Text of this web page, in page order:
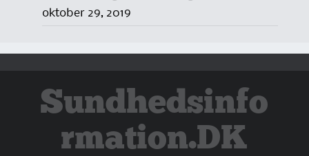
oktober 29, 2019
Sundhedsinfo
rmation.DK